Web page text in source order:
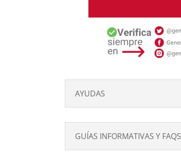
AYUDAS
GUÍAS INFORMATIVAS Y FAQS